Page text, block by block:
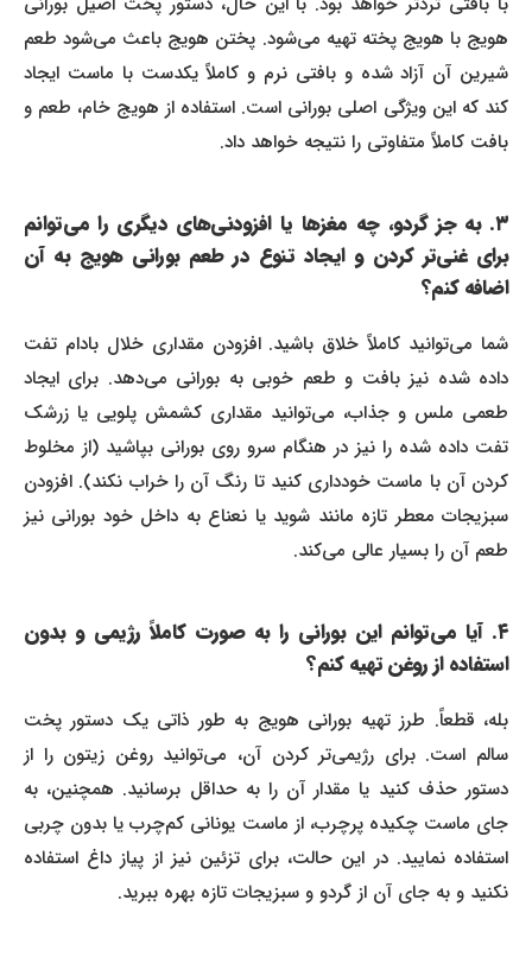
هویج با هویج پخته تهیه می‌شود. پختن هویج باعث می‌شود طعم
شیرین آن آزاد شده و بافتی نرم و کاملاً یکدست با ماست ایجاد
کند که این ویژگی اصلی بورانی است. استفاده از هویج خام، طعم و
بافت کاملاً متفاوتی را نتیجه خواهد داد.
۳. به جز گردو، چه مغزها یا افزودنی‌های دیگری را می‌توانم
برای غنی‌تر کردن و ایجاد تنوع در طعم بورانی هویج به آن
اضافه کنم؟
شما می‌توانید کاملاً خلاق باشید. افزودن مقداری خلال بادام تفت
داده شده نیز بافت و طعم خوبی به بورانی می‌دهد. برای ایجاد
طعمی ملس و جذاب، می‌توانید مقداری کشمش پلویی یا زرشک
تفت داده شده را نیز در هنگام سرو روی بورانی بپاشید (از مخلوط
کردن آن با ماست خودداری کنید تا رنگ آن را خراب نکند). افزودن
سبزیجات معطر تازه مانند شوید یا نعناع به داخل خود بورانی نیز
طعم آن را بسیار عالی می‌کند.
۴. آیا می‌توانم این بورانی را به صورت کاملاً رژیمی و بدون
استفاده از روغن تهیه کنم؟
بله، قطعاً. طرز تهیه بورانی هویج به طور ذاتی یک دستور پخت
سالم است. برای رژیمی‌تر کردن آن، می‌توانید روغن زیتون را از
دستور حذف کنید یا مقدار آن را به حداقل برسانید. همچنین، به
جای ماست چکیده پرچرب، از ماست یونانی کم‌چرب یا بدون چربی
استفاده نمایید. در این حالت، برای تزئین نیز از پیاز داغ استفاده
نکنید و به جای آن از گردو و سبزیجات تازه بهره ببرید.